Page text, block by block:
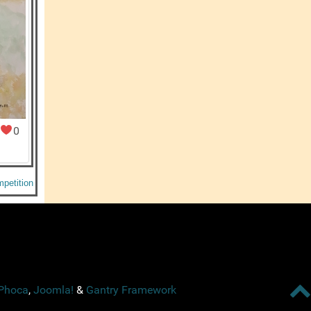
0
,Joomla! & Gantry Framework